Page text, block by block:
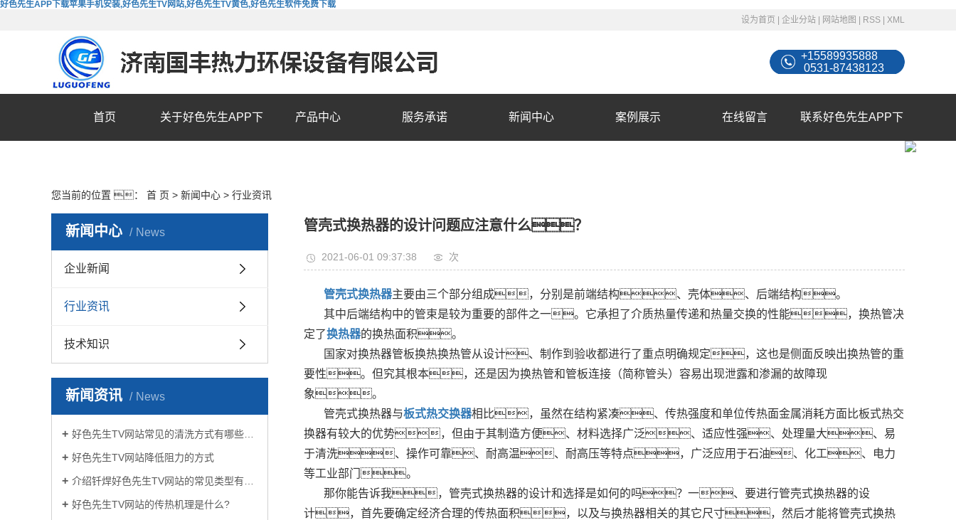
好色先生APP下载苹果手机安装,好色先生TV网站,好色先生TV黄色,好色先生软件免费下载
设为首页
企业分站 网站地图 RSS XML
+15589935888
0531-87438123
首页 关于好色先生APP下 产品中心 服务承诺 新闻中心 案例展示 在线留言 联系好色先生APP下
您当前的位置 ： 首 页 > 新闻中心 > 行业资讯
新闻中心 News
企业新闻
行业资讯
技术知识
新闻资讯 News
好色先生TV网站常见的清洗方式有哪些？
好色先生TV网站降低阻力的方式
介绍钎焊好色先生TV网站的常见类型有哪些
好色先生TV网站的传热机理是什么?
管壳式换热器的设计问题应注意什么？
2021-06-01 09:37:38 次
管壳式换热器主要由三个部分组成，分别是前端结构、壳体、后端结构。
其中后端结构中的管束是较为重要的部件之一。它承担了介质热量传递和热量交换的性能，换热管决
定了换热器的换热面积。
国家对换热器管板换热换热管从设计、制作到验收都进行了重点明确规定，这也是侧面反映出换热管的重
要性。但究其根本，还是因为换热管和管板连接（简称管头）容易出现泄露和渗漏的故障现
象。
管壳式换热器与板式热交换器相比，虽然在结构紧凑、传热强度和单位传热面金属消耗方面比板式热交
换器有较大的优势，但由于其制造方便、材料选择广泛、适应性强、处理量大、易
于清洗、操作可靠、耐高温、耐高压等特点，广泛应用于石油、化工、电力
等工业部门。
那你能告诉我，管壳式换热器的设计和选择是如何的吗？一、要进行管壳式换热器的设
计，首先要确定经济合理的传热面积，以及与换热器相关的其它尺寸，然后才能将管壳式换热